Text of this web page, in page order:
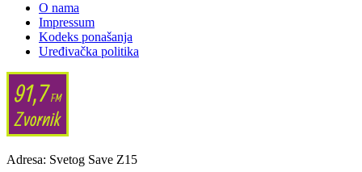
O nama
Impressum
Kodeks ponašanja
Uređivačka politika
Adresa: Svetog Save Z15